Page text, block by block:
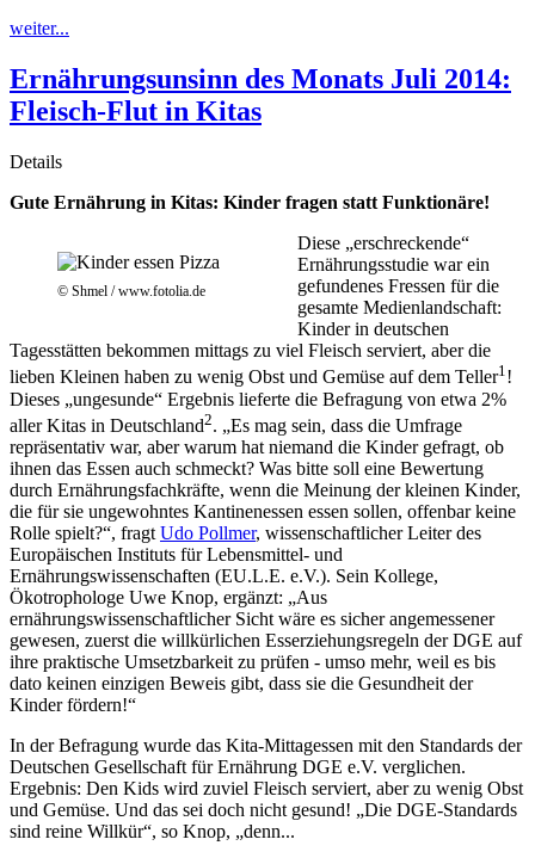
weiter...
Ernährungsunsinn des Monats Juli 2014:
Fleisch-Flut in Kitas
Details
Gute Ernährung in Kitas: Kinder fragen statt Funktionäre!
© Shmel / www.fotolia.de
Diese „erschreckende“
Ernährungsstudie war ein
gefundenes Fressen für die
gesamte Medienlandschaft:
Kinder in deutschen
Tagesstätten bekommen mittags zu viel Fleisch serviert, aber die
lieben Kleinen haben zu wenig Obst und Gemüse auf dem Teller1!
Dieses „ungesunde“ Ergebnis lieferte die Befragung von etwa 2%
aller Kitas in Deutschland2. „Es mag sein, dass die Umfrage
repräsentativ war, aber warum hat niemand die Kinder gefragt, ob
ihnen das Essen auch schmeckt? Was bitte soll eine Bewertung
durch Ernährungsfachkräfte, wenn die Meinung der kleinen Kinder,
die für sie ungewohntes Kantinenessen essen sollen, offenbar keine
Rolle spielt?“, fragt Udo Pollmer, wissenschaftlicher Leiter des
Europäischen Instituts für Lebensmittel- und
Ernährungswissenschaften (EU.L.E. e.V.). Sein Kollege,
Ökotrophologe Uwe Knop, ergänzt: „Aus
ernährungswissenschaftlicher Sicht wäre es sicher angemessener
gewesen, zuerst die willkürlichen Esserziehungsregeln der DGE auf
ihre praktische Umsetzbarkeit zu prüfen - umso mehr, weil es bis
dato keinen einzigen Beweis gibt, dass sie die Gesundheit der
Kinder fördern!“
In der Befragung wurde das Kita-Mittagessen mit den Standards der
Deutschen Gesellschaft für Ernährung DGE e.V. verglichen.
Ergebnis: Den Kids wird zuviel Fleisch serviert, aber zu wenig Obst
und Gemüse. Und das sei doch nicht gesund! „Die DGE-Standards
sind reine Willkür“, so Knop, „denn...